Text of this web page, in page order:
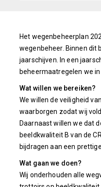
Het wegenbeheerplan
wegenbeheer. Binnen dit
jaarschijven. In een
beheermaatregelen we
Wat willen we bereiken?
We willen de veiligheid
waarborgen zodat wij
Daarnaast willen we dat
beeldkwaliteit B van de
bijdragen aan een
Wat gaan we doen?
Wij onderhouden alle